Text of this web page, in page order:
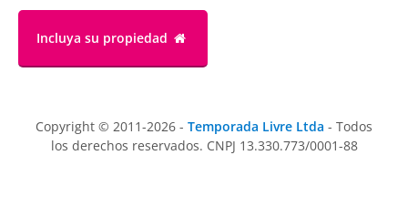
Incluya su propiedad
Copyright © 2011-2026 - Temporada Livre Ltda - Todos
los derechos reservados. CNPJ 13.330.773/0001-88